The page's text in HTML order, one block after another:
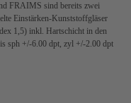
FRAIMS sind bereits zwei
Einstärken-Kunststoffgläser
1,5) inkl. Hartschicht in den
sph +/-6.00 dpt, zyl +/-2.00 dpt